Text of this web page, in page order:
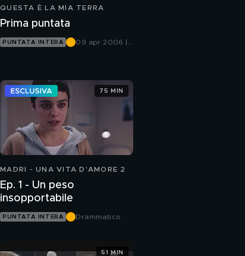
QUESTA È LA MIA TERRA
Prima puntata
PUNTATA INTERA
09 apr 2006 |
MADRI - UNA VITA D'AMORE 2
Ep. 1 - Un peso
insopportabile
PUNTATA INTERA Drammatico
75 MIN
51 MIN